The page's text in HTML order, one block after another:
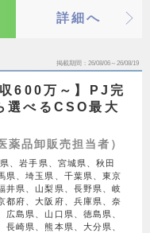
詳細へ
掲載期間 26/08/06～26/08/19
600万～】PJ完
べるCSO最大
品卸販売担当者）
、岩手県、宮城県、秋田
県、埼玉県、千葉県、東京
井県、山梨県、長野県、岐
都府、大阪府、兵庫県、奈
島県、山口県、徳島県、
崎県、熊本県、大分県、